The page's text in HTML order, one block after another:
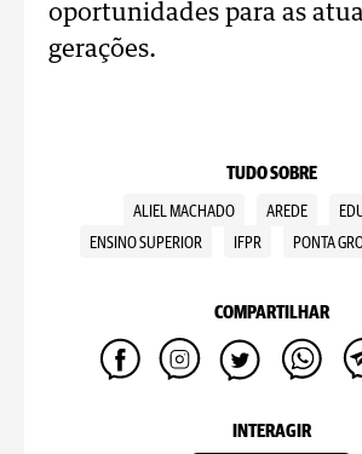
oportunidades para as
gerações.
TUDO SOBRE
ALIEL MACHADO AREDE
ENSINO SUPERIOR
IFPR PONTA
COMPARTILHAR
INTERAGIR